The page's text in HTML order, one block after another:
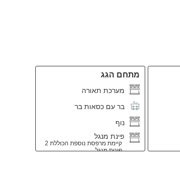
מתחם הגג
מערכת תאורה
בר עם כסאות בר
נוף
פינת מנגל
קיימת מרפסת נוספת הכוללת 2
פינות מנגל